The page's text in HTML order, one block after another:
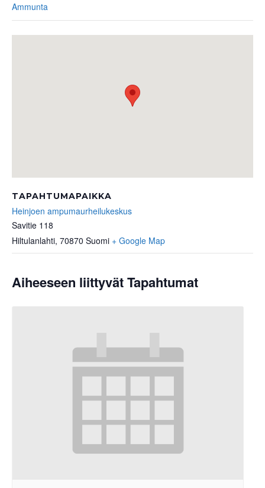
Ammunta
TAPAHTUMAPAIKKA
Heinjoen ampumaurheilukeskus
Savitie 118
Hiltulanlahti, 70870 Suomi + Google Map
Aiheeseen liittyvät Tapahtumat